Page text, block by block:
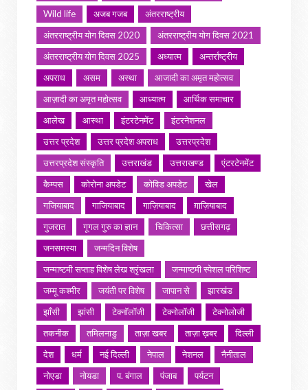
Wild life अजब गजब
अंतरराष्ट्रीय
अंतरराष्ट्रीय योग दिवस 2020
अंतरराष्ट्रीय योग दिवस 2021
अंतरराष्ट्रीय योग दिवस 2025
अध्यात्म
अन्तर्राष्ट्रीय
अपराध
असम अस्था
आजादी का अमृत महोत्सव
आज़ादी का अमृत महोत्सव
आध्यात्म
आर्थिक समाचार
आलेख
आस्था इंटरटेनमेंट
इंटरनेशनल
उत्तर प्रदेश
उत्तर प्रदेश अपराध
उत्तरप्रदेश
उत्तरप्रदेश संस्कृति
उत्तराखंड उत्तराखण्ड
एंटरटेनमेंट
कैम्पस
कोरोना अपडेट कोविड अपडेट
खेल
गजियाबाद
गाजियाबाद गाज़ियाबाद
ग़ाज़ियाबाद
गुजरात
गूगल गुरु का ज्ञान चिकित्सा
छत्तीसगढ़
जनसमस्या
जन्मदिन विशेष
जन्माष्टमी सप्ताह विशेष लेख श्रृंखला
जन्माष्टमी स्पेशल परिशिष्ट
जम्मू कश्मीर
जयंती पर विशेष जापान से
झारखंड
झाँसी
झांसी टेक्नॉलॉजी टेक्नोलॉजी
टेक्नोलोजी
तकनीक
तमिलनाडु ताज़ा खबर ताज़ा ख़बर
दिल्ली
देश
धर्म नई दिल्ली नेपाल नेशनल
नैनीताल
नोएडा
नोयडा प. बंगाल पंजाब
पर्यटन